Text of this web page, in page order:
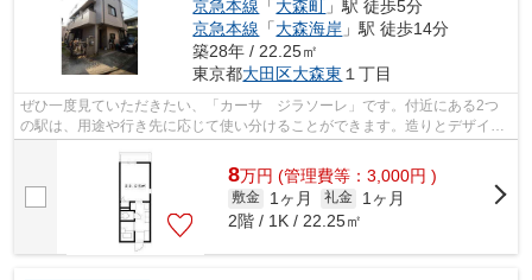
京急本線 「大森町 」駅 徒歩5分
京急本線 「大森海岸 」駅 徒歩14分
築28年 / 22.25㎡
東京都大田区大森東 １丁目
ぜひ一度見ていただきたい、「カーサ ジラソーレ」です。付近にある2つ
の駅は、用途や行き先に応じて使い分けることができます。造りとデザイン
8万円 (管理費等：3,000円 )
敷金 1ヶ月 礼金
1ヶ月
2階 / 1K / 22.25㎡